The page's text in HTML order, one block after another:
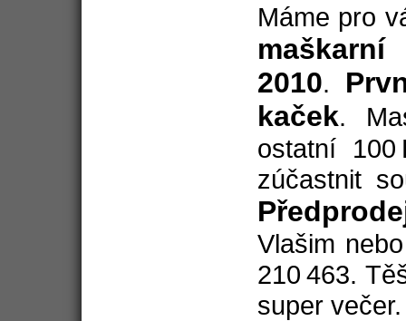
Máme pro
2010.
kaček.
ostatní
zúčastnit
Vlašim
210 463.
super večer.